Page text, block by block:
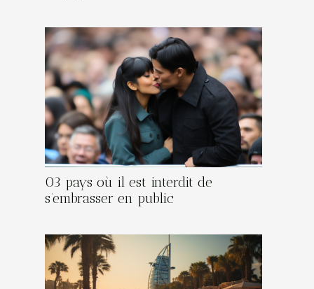
03 pays où il est interdit de
s’embrasser en public